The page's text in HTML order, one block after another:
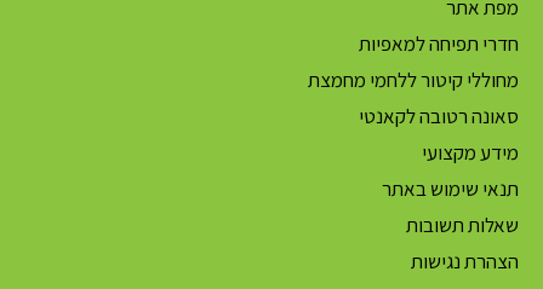
מפת אתר
חדרי תפיחה למאפיות
מחוללי קיטור ללחמי מחמצת
סאונה רטובה לקאנטי
מידע מקצועי
תנאי שימוש באתר
שאלות תשובות
הצהרת נגישות